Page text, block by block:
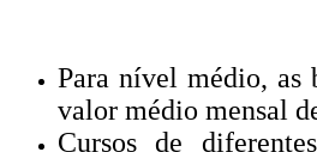
Para nível médio, as
valor médio mensal
Cursos de